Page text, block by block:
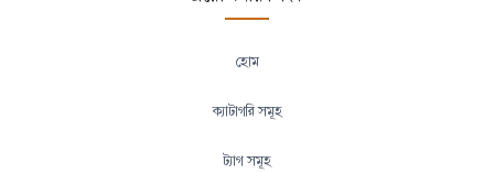
হোম
ক্যাটাগরি সমূহ
ট্যাগ সমূহ